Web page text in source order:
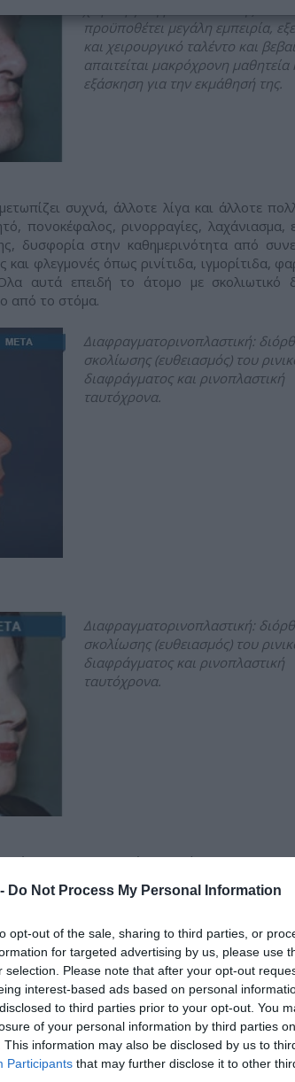
Do Not Process My Personal Information
opt-out of the sale, sharing to third parties, or
for targeted advertising by us, please use
selection. Please note that after your opt-out
interest-based ads based on personal
to third parties prior to your opt-out. You
of your personal information by third parties
This information may also be disclosed by us to
Participants that may further disclose it to other
προϋποθέτει μεγάλη εμπειρία,
και χειρουργικό ταλέντο και
απαιτείται μακρόχρονη μαθητεία
εξάσκηση για την εκμάθησή της.
συχνά, άλλοτε λίγα και άλλοτε
πονοκέφαλος, ρινορραγίες, λαχάνιασμα,
δυσφορία στην καθημερινότητα από
φλεγμονές όπως ρινίτιδα, ιγμορίτιδα,
αυτά επειδή το άτομο με σκολιωτικό
από το στόμα.
Διαφραγματορινοπλαστική:
σκολίωσης (ευθειασμός) του
διαφράγματος και ρινοπλαστική
ταυτόχρονα.
Διαφραγματορινοπλαστική:
σκολίωσης (ευθειασμός) του
διαφράγματος και ρινοπλαστική
ταυτόχρονα.
του ρινικού διαφράγματος με
ρινικό διάφραγμα. Πολλά από τα
ρινίτιδα, σε υπάρχοντες ρινικούς
διάφραγμα;
διαφράγματος έχουν την αφετηρία τους
σημαίνει καταρχήν, ότι η κληρονομικότητα
παιδική ηλικία, στο ρινικό διάφραγμα
προοδευτικά. Ο χόνδρος είναι
πιο ευαίσθητος σε εσωτερικές και